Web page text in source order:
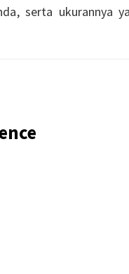
serta ukurannya